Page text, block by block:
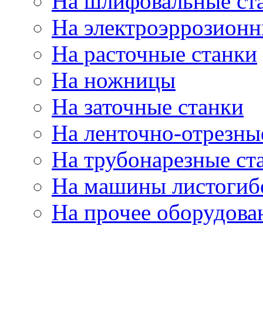
На
На расточные станки
На ножницы
На заточные станки
На ленточно-
На трубонарезные
На машины
На прочее